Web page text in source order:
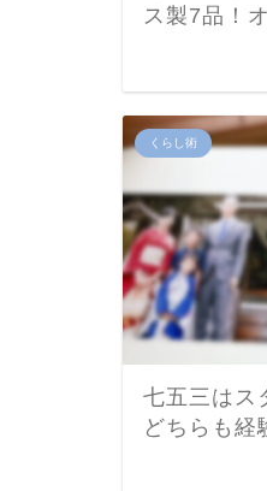
ス製7品！
くらし術
七五三はス
どちらも経